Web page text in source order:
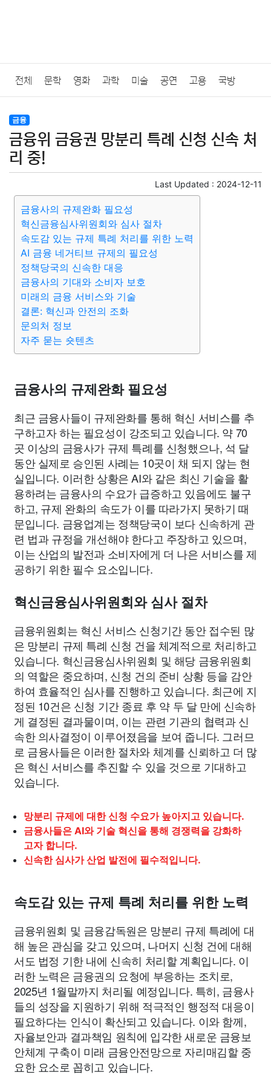
전체 문학 영화 과학 미술 공연 고용 국방
법률
질병 가요 방송 일상 주식 암호화폐 블록체인
미용 증권 인테리어
요리 상품리뷰 원예 금융
대출 자동차 취미 여행 맛집 컴퓨터
종교 사회 정치 건강 의료
부동산 외국어 교육 교통
금융
금융위 금융권 망분리 특례 신청 신속 처
리 중!
Last Updated : 2024-12-11
금융사의 규제완화 필요성
혁신금융심사위원회와 심사 절차
속도감 있는 규제 특례 처리를 위한 노력
AI 금융 네거티브 규제의 필요성
정책당국의 신속한 대응
금융사의 기대와 소비자 보호
미래의 금융 서비스와 기술
결론: 혁신과 안전의 조화
문의처 정보
자주 묻는 숏텐츠
금융사의 규제완화 필요성
최근 금융사들이 규제완화를 통해 혁신 서비스를 추
구하고자 하는 필요성이 강조되고 있습니다. 약 70
곳 이상의 금융사가 규제 특례를 신청했으나, 석 달
동안 실제로 승인된 사례는 10곳이 채 되지 않는 현
실입니다. 이러한 상황은 AI와 같은 최신 기술을 활
용하려는 금융사의 수요가 급증하고 있음에도 불구
하고, 규제 완화의 속도가 이를 따라가지 못하기 때
문입니다. 금융업계는 정책당국이 보다 신속하게 관
련 법과 규정을 개선해야 한다고 주장하고 있으며,
이는 산업의 발전과 소비자에게 더 나은 서비스를 제
공하기 위한 필수 요소입니다.
혁신금융심사위원회와 심사 절차
금융위원회는 혁신 서비스 신청기간 동안 접수된 많
은 망분리 규제 특례 신청 건을 체계적으로 처리하고
있습니다. 혁신금융심사위원회 및 해당 금융위원회
의 역할은 중요하며, 신청 건의 준비 상황 등을 감안
하여 효율적인 심사를 진행하고 있습니다. 최근에 지
정된 10건은 신청 기간 종료 후 약 두 달 만에 신속하
게 결정된 결과물이며, 이는 관련 기관의 협력과 신
속한 의사결정이 이루어졌음을 보여 줍니다. 그러므
로 금융사들은 이러한 절차와 체계를 신뢰하고 더 많
은 혁신 서비스를 추진할 수 있을 것으로 기대하고
있습니다.
망분리 규제에 대한 신청 수요가 높아지고 있습니다.
금융사들은 AI와 기술 혁신을 통해 경쟁력을 강화하
고자 합니다.
신속한 심사가 산업 발전에 필수적입니다.
속도감 있는 규제 특례 처리를 위한 노력
금융위원회 및 금융감독원은 망분리 규제 특례에 대
해 높은 관심을 갖고 있으며, 나머지 신청 건에 대해
서도 법정 기한 내에 신속히 처리할 계획입니다. 이
러한 노력은 금융권의 요청에 부응하는 조치로,
2025년 1월말까지 처리될 예정입니다. 특히, 금융사
들의 성장을 지원하기 위해 적극적인 행정적 대응이
필요하다는 인식이 확산되고 있습니다. 이와 함께,
자율보안과 결과책임 원칙에 입각한 새로운 금융보
안체계 구축이 미래 금융안전망으로 자리매김할 중
요한 요소로 꼽히고 있습니다.